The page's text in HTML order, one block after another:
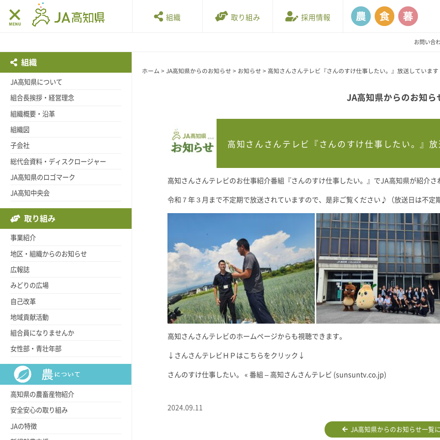
組織 取り組み 採用情報
お問い合
ホーム > JA高知県からのお知らせ > お知らせ > 高知さんさんテレビ『さんのすけ仕事したい。』放送しています
JA高知県からのお知ら
高知さんさんテレビ『さんのすけ仕事したい。』
高知さんさんテレビのお仕事紹介番組『さんのすけ仕事したい。』でJA高知県が紹介さ
令和７年３月まで不定期で放送されていますので、是非ご覧ください♪（放送日は不定
高知さんさんテレビのホームページからも視聴できます。
↓さんさんテレビＨＰはこちらをクリック↓
さんのすけ仕事したい。 « 番組 – 高知さんさんテレビ (sunsuntv.co.jp)
2024.09.11
JA高知県からのお知らせ一覧
組織
JA高知県について
組合長挨拶・経営理念
組織概要・沿革
組織図
子会社
総代会資料・ディスクロージャー
JA高知県のロゴマーク
JA高知中央会
取り組み
事業紹介
地区・組織からのお知らせ
広報誌
みどりの広場
自己改革
地域貢献活動
組合員になりませんか
女性部・青壮年部
高知県の農畜産物紹介
安全安心の取り組み
JAの特徴